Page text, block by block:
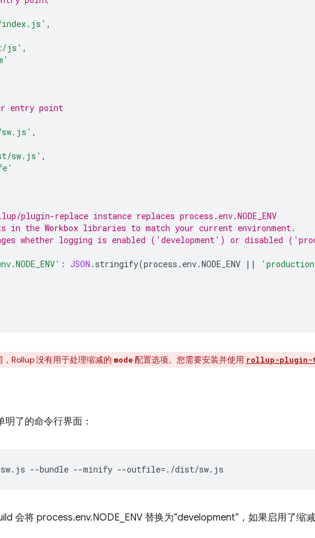
,
js' ,
entry point
,
sw.js' ,
plugin-replace instance replaces process.env.NODE_ENV
in the Workbox libraries to match your current environment.
whether logging is enabled ('development') or disabled
: JSON . stringify(process . env.NODE_ENV ||
，Rollup 没有用于处理缩减的 mode配置选项。您需要安装并使用 rollup-plugin-
明了的命令行界面：
--bundle --minify --outfile=
会将 process.env.NODE_ENV 替换为“development”，如果启用了缩